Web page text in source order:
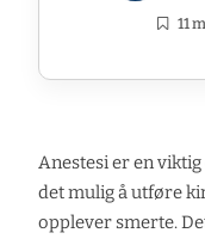
11
Anestesi er en
det mulig å utføre
opplever smerte.